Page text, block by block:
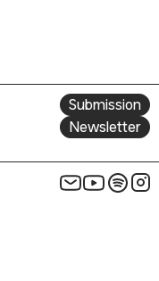
Submission
Newsletter